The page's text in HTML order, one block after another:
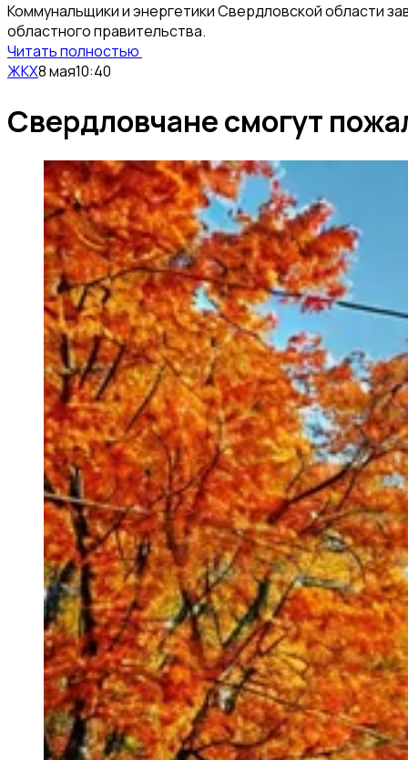
Коммунальщики и энергетики Свердловской области
областного правительства.
Читать полностью
ЖКХ8 мая10:40
Свердловчане смогут